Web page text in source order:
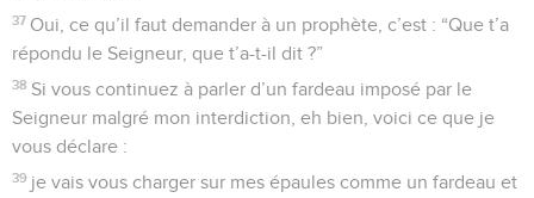
37 Oui, ce qu’il faut demander à un prophète, c’est : “Que t’a
répondu le Seigneur, que t’a-t-il dit ?”
38 Si vous continuez à parler d’un fardeau imposé par le
Seigneur malgré mon interdiction, eh bien, voici ce que je
vous déclare :
39 je vais vous charger sur mes épaules comme un fardeau et